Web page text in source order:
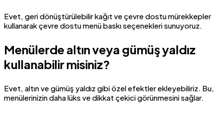
Evet, geri dönüştürülebilir kağıt ve çevre dostu mürekkepler
kullanarak çevre dostu menü baskı seçenekleri sunuyoruz.
Menülerde altın veya gümüş yaldız
kullanabilir misiniz?
Evet, altın ve gümüş yaldız gibi özel efektler ekleyebiliriz. Bu,
menülerinizin daha lüks ve dikkat çekici görünmesini sağlar.